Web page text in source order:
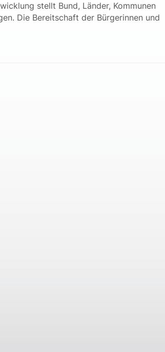
stellt Bund, Länder, Kommunen
Die Bereitschaft der Bürgerinnen und